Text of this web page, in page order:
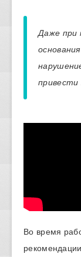
Даже при
Во время